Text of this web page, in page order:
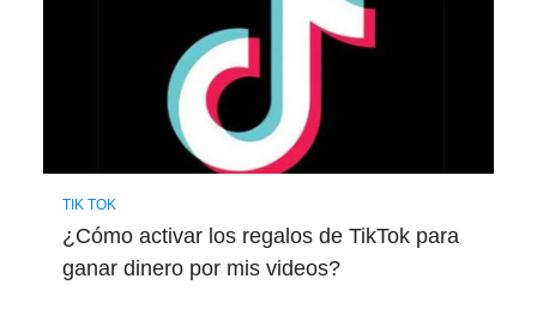
TIK TOK
¿Cómo activar los regalos de TikTok para
ganar dinero por mis videos?